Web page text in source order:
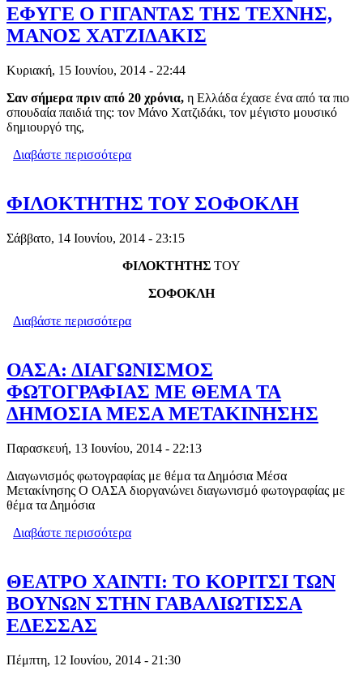
ΕΦΥΓΕ Ο ΓΙΓΑΝΤΑΣ ΤΗΣ ΤΕΧΝΗΣ,
ΜΑΝΟΣ ΧΑΤΖΙΔΑΚΙΣ
Κυριακή, 15 Ιουνίου, 2014 - 22:44
Σαν σήμερα πριν από 20 χρόνια, η Ελλάδα έχασε ένα από τα πιο
σπουδαία παιδιά της: τον Μάνο Χατζιδάκι, τον μέγιστο μουσικό
δημιουργό της,
Διαβάστε περισσότερα
ΦΙΛΟΚΤΗΤΗΣ ΤΟΥ ΣΟΦΟΚΛΗ
Σάββατο, 14 Ιουνίου, 2014 - 23:15
ΦΙΛΟΚΤΗΤΗΣ ΤΟΥ
ΣΟΦΟΚΛΗ
Διαβάστε περισσότερα
ΟΑΣΑ: ΔΙΑΓΩΝΙΣΜΟΣ
ΦΩΤΟΓΡΑΦΙΑΣ ΜΕ ΘΕΜΑ ΤΑ
ΔΗΜΟΣΙΑ ΜΕΣΑ ΜΕΤΑΚΙΝΗΣΗΣ
Παρασκευή, 13 Ιουνίου, 2014 - 22:13
Διαγωνισμός φωτογραφίας με θέμα τα Δημόσια Μέσα
Μετακίνησης Ο ΟΑΣΑ διοργανώνει διαγωνισμό φωτογραφίας με
θέμα τα Δημόσια
Διαβάστε περισσότερα
ΘΕΑΤΡΟ ΧΑΙΝΤΙ: ΤΟ ΚΟΡΙΤΣΙ ΤΩΝ
ΒΟΥΝΩΝ ΣΤΗΝ ΓΑΒΑΛΙΩΤΙΣΣΑ
ΕΔΕΣΣΑΣ
Πέμπτη, 12 Ιουνίου, 2014 - 21:30